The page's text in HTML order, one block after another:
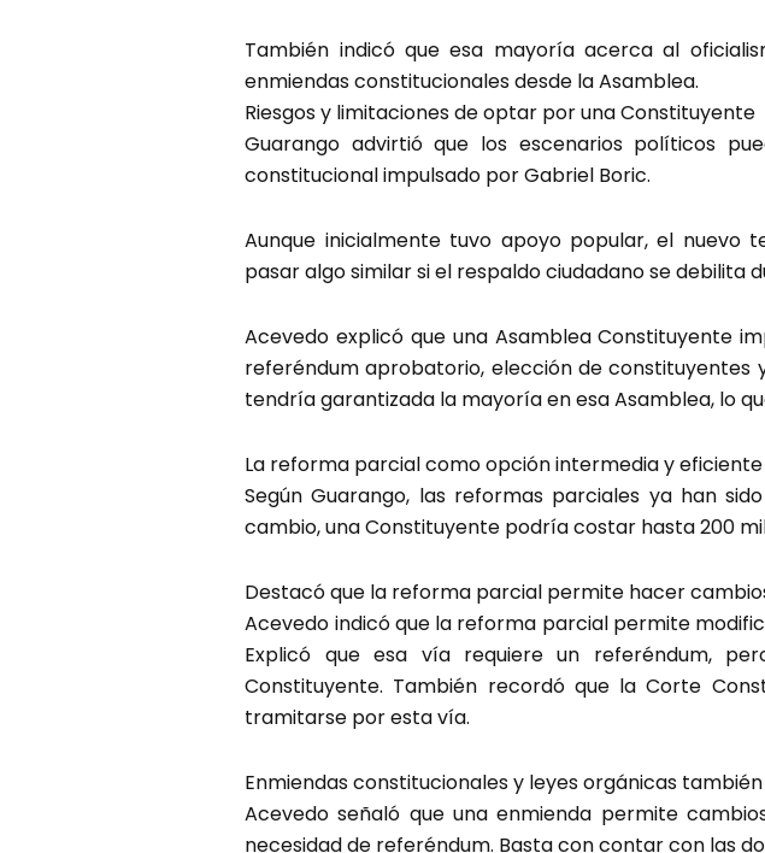
También indicó que esa mayoría acerca al
enmiendas constitucionales desde la Asamblea.
Riesgos y limitaciones de optar por una Constituyente
Guarango advirtió que los escenarios políticos
constitucional impulsado por Gabriel Boric.
Aunque inicialmente tuvo apoyo popular, el nuevo
pasar algo similar si el respaldo ciudadano se debilita
Acevedo explicó que una Asamblea Constituyente
referéndum aprobatorio, elección de constituyentes
tendría garantizada la mayoría en esa Asamblea, lo
La reforma parcial como opción intermedia y eficiente
Según Guarango, las reformas parciales ya han
cambio, una Constituyente podría costar hasta 200
Destacó que la reforma parcial permite hacer
Acevedo indicó que la reforma parcial permite
Explicó que esa vía requiere un referéndum,
Constituyente. También recordó que la Corte
tramitarse por esta vía.
Enmiendas constitucionales y leyes orgánicas
Acevedo señaló que una enmienda permite
necesidad de referéndum. Basta con contar con las